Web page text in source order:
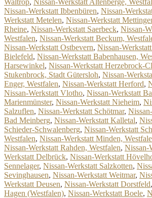
Waltrop, Nissan-Werkstatt Altenberge,
Nissan-Werkstatt Ibbenbüren, Nissan-
Werkstatt Metelen, Nissan-Werkstatt
Rheine, Nissan-Werkstatt Saerbeck, Nissan-
Westfalen, Nissan-Werkstatt Beckum,
Nissan-Werkstatt Ostbevern, Nissan-
Bielefeld, Nissan-Werkstatt Babenhausen,
Harsewinkel, Nissan-Werkstatt Herzebrock-
Stukenbrock, Stadt Gütersloh, Nissan-
Enger, Westfalen, Nissan-Werkstatt Herford,
Nissan-Werkstatt Vlotho, Nissan-Werkstatt
Marienmünster, Nissan-Werkstatt Nieheim,
Salzuflen, Nissan-Werkstatt Schötmar,
Bad Meinberg, Nissan-Werkstatt Kalletal,
Schieder-Schwalenberg, Nissan-Werkstatt
Westfalen, Nissan-Werkstatt Minden,
Nissan-Werkstatt Rahden, Westfalen, Nissan-
Werkstatt Delbrück, Nissan-Werkstatt
Sennelager, Nissan-Werkstatt Salzkotten,
Sevinghausen, Nissan-Werkstatt Weitmar,
Werkstatt Deusen, Nissan-Werkstatt Dorstfeld,
Hagen (Westfalen), Nissan-Werkstatt Boele,